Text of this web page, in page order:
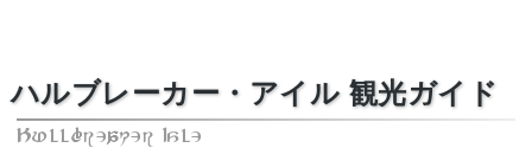
ハルブレーカー・アイル 観光ガイド
Hullbreaker Isle